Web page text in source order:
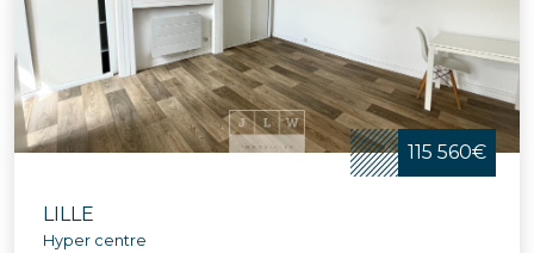
115 560€
LILLE
Hyper centre